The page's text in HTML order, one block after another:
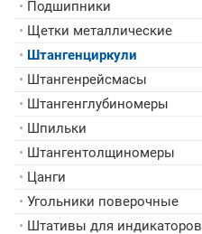
• Подшипники
• Щетки металлические
• Штангенциркули
• Штангенрейсмасы
• Штангенглубиномеры
• Шпильки
• Штангентолщиномеры
• Цанги
• Угольники поверочные
• Штативы для индикаторов